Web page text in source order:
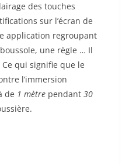
des touches
sur l’écran de
application regroupant
une règle … Il
Ce qui signifie que le
l’immersion
de 1 mètre pendant 30